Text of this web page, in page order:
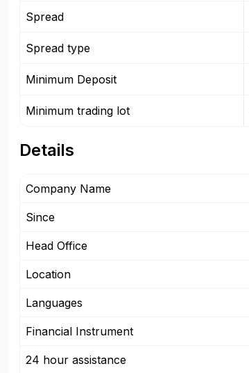
Spread
Spread type
Minimum Deposit
Minimum trading lot
Details
Company Name
Since
Head Office
Location
Languages
Financial Instrument
24 hour assistance